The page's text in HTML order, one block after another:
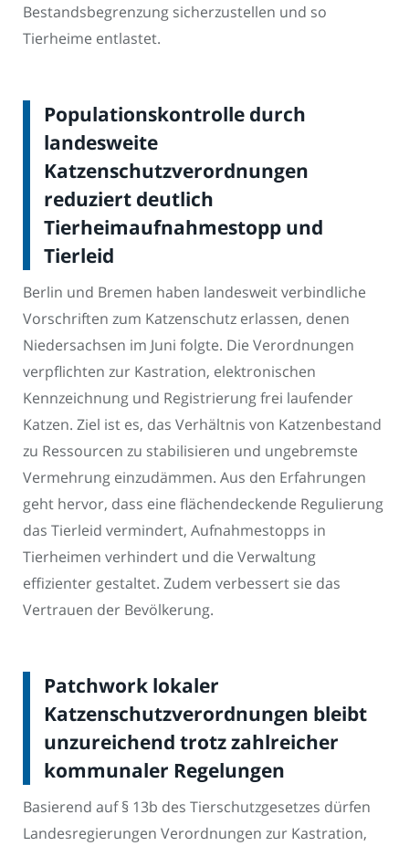
Bestandsbegrenzung sicherzustellen und so
Tierheime entlastet.
Populationskontrolle durch
landesweite
Katzenschutzverordnungen
reduziert deutlich
Tierheimaufnahmestopp und
Tierleid
Berlin und Bremen haben landesweit verbindliche
Vorschriften zum Katzenschutz erlassen, denen
Niedersachsen im Juni folgte. Die Verordnungen
verpflichten zur Kastration, elektronischen
Kennzeichnung und Registrierung frei laufender
Katzen. Ziel ist es, das Verhältnis von Katzenbestand
zu Ressourcen zu stabilisieren und ungebremste
Vermehrung einzudämmen. Aus den Erfahrungen
geht hervor, dass eine flächendeckende Regulierung
das Tierleid vermindert, Aufnahmestopps in
Tierheimen verhindert und die Verwaltung
effizienter gestaltet. Zudem verbessert sie das
Vertrauen der Bevölkerung.
Patchwork lokaler
Katzenschutzverordnungen bleibt
unzureichend trotz zahlreicher
kommunaler Regelungen
Basierend auf § 13b des Tierschutzgesetzes dürfen
Landesregierungen Verordnungen zur Kastration,